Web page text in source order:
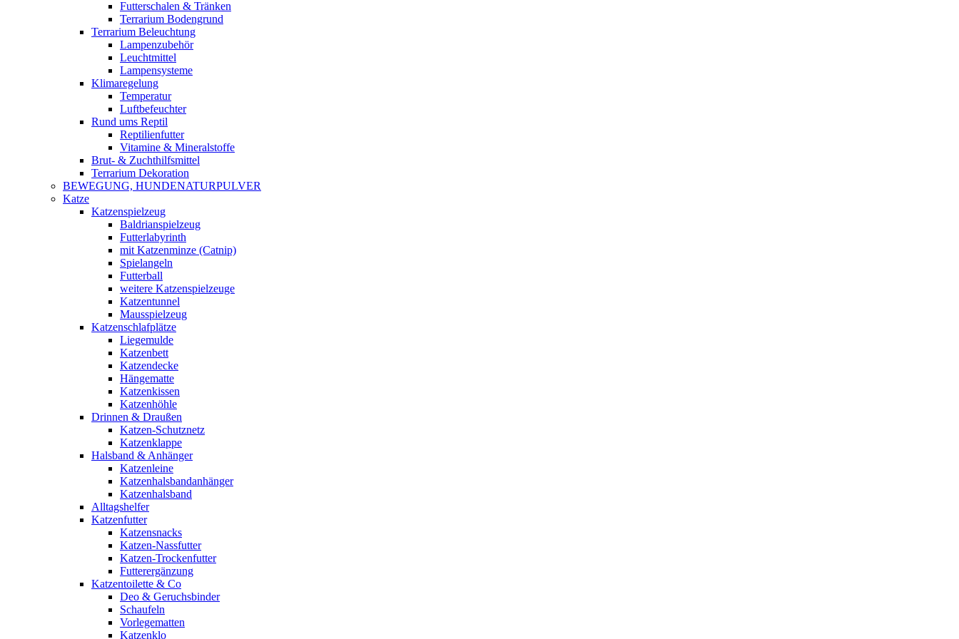
Futterschalen & Tränken
Terrarium Bodengrund
Terrarium Beleuchtung
Lampenzubehör
Leuchtmittel
Lampensysteme
Klimaregelung
Temperatur
Luftbefeuchter
Rund ums Reptil
Reptilienfutter
Vitamine & Mineralstoffe
Brut- & Zuchthilfsmittel
Terrarium Dekoration
BEWEGUNG, HUNDENATURPULVER
Katze
Katzenspielzeug
Baldrianspielzeug
Futterlabyrinth
mit Katzenminze (Catnip)
Spielangeln
Futterball
weitere Katzenspielzeuge
Katzentunnel
Mausspielzeug
Katzenschlafplätze
Liegemulde
Katzenbett
Katzendecke
Hängematte
Katzenkissen
Katzenhöhle
Drinnen & Draußen
Katzen-Schutznetz
Katzenklappe
Halsband & Anhänger
Katzenleine
Katzenhalsbandanhänger
Katzenhalsband
Alltagshelfer
Katzenfutter
Katzensnacks
Katzen-Nassfutter
Katzen-Trockenfutter
Futterergänzung
Katzentoilette & Co
Deo & Geruchsbinder
Schaufeln
Vorlegematten
Katzenklo